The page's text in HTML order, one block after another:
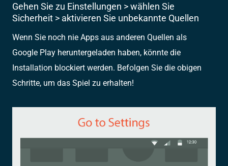
Gehen Sie zu Einstellungen > wählen Sie
Sicherheit > aktivieren Sie unbekannte Quellen
Wenn Sie noch nie Apps aus anderen Quellen als
Google Play heruntergeladen haben, könnte die
Installation blockiert werden. Befolgen Sie die obigen
Schritte, um das Spiel zu erhalten!